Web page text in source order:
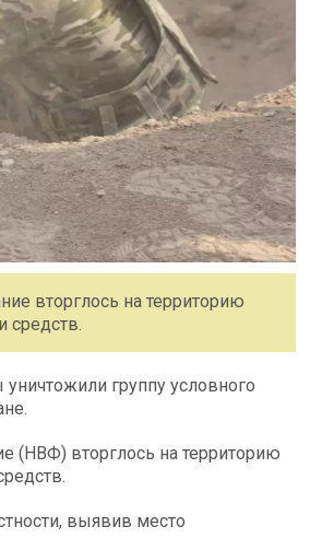
вторглось на территорию
средств.
группу условного
(НВФ) вторглось на территорию
выявив место